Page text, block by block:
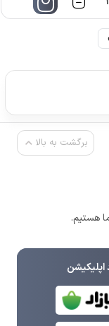
›
برگشت به بالا
اپلیکیشن